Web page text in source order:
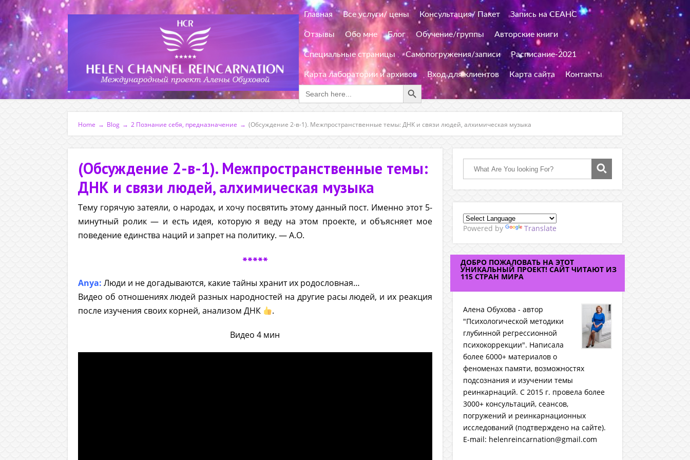
Главная Все услуги/ цены Консультация/ Пакет Запись на СЕАНС
Отзывы Обо мне Блог Обучение/группы Авторские книги
Специальные страницы Самопогружения/записи Расписание-2021
Карта лаборатории и архивов Вход для клиентов Карта сайта
Контакты
for:
Search Button
Home → Blog → 2 Познание себя, предназначение → (Обсуждение 2-в-1). Межпространственные темы: ДНК и связи людей, алхимическая музыка
(Обсуждение 2-в-1). Межпространственные темы:
ДНК и связи людей, алхимическая музыка
Тему горячую затеяли, о народах, и хочу посвятить этому данный пост. Именно этот 5-
минутный ролик — и есть идея, которую я веду на этом проекте, и объясняет мое
поведение единства наций и запрет на политику. — А.О.
*****
Anya: Люди и не догадываются, какие тайны хранит их родословная…
Видео об отношениях людей разных народностей на другие расы людей, и их реакция
после изучения своих корней, анализом ДНК
.
Видео 4 мин
Powered by Translate
ДОБРО ПОЖАЛОВАТЬ НА ЭТОТ
УНИКАЛЬНЫЙ ПРОЕКТ! САЙТ ЧИТАЮТ ИЗ
115 СТРАН МИРА
Алена Обухова - автор
"Психологической методики
глубинной регрессионной
психокоррекции". Написала
более 6000+ материалов о
феноменах памяти, возможностях
подсознания и изучении темы
реинкарнаций. C 2015 г. провела более
3000+ консультаций, сеансов,
погружений и реинкарнационных
исследований (подтверждено на сайте).
E-mail: helenreincarnation@gmail.com